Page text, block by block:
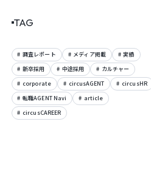
TAG
調査レポート メディア掲載
実績
新卒採用
中途採用
カルチャー
corporate
circusAGENT
circusHR
転職AGENT Navi
article
circusCAREER